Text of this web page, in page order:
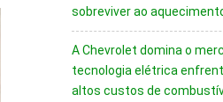
sobreviver ao
A Chevrolet domina o
tecnologia elétrica
altos custos de